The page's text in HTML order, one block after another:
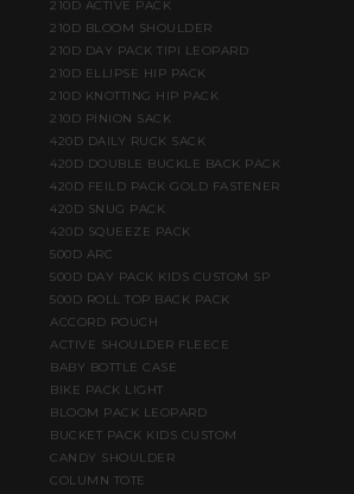
210D ACTIVE PACK
210D BLOOM SHOULDER
210D DAY PACK TIPI LEOPARD
210D ELLIPSE HIP PACK
210D KNOTTING HIP PACK
210D PINION SACK
420D DAILY RUCK SACK
420D DOUBLE BUCKLE BACK PACK
420D FEILD PACK GOLD FASTENER
420D SNUG PACK
420D SQUEEZE PACK
500D ARC
500D DAY PACK KIDS CUSTOM SP
500D ROLL TOP BACK PACK
ACCORD POUCH
ACTIVE SHOULDER FLEECE
BABY BOTTLE CASE
BIKE PACK LIGHT
BLOOM PACK LEOPARD
BUCKET PACK KIDS CUSTOM
CANDY SHOULDER
COLUMN TOTE